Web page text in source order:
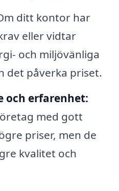
ditt kontor har
eller vidtar
och miljövänliga
det påverka priset.
och erfarenhet:
med gott
priser, men de
kvalitet och